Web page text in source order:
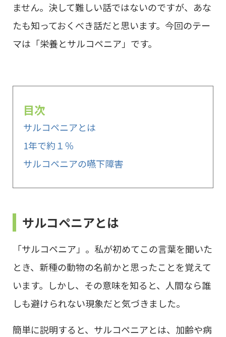
ません。決して難しい話ではないのですが、あな
たも知っておくべき話だと思います。今回のテー
マは「栄養とサルコペニア」です。
目次
サルコペニアとは
1年で約１％
サルコペニアの嚥下障害
サルコペニアとは
「サルコペニア」。私が初めてこの言葉を聞いた
とき、新種の動物の名前かと思ったことを覚えて
います。しかし、その意味を知ると、人間なら誰
しも避けられない現象だと気づきました。
簡単に説明すると、サルコペニアとは、加齢や病